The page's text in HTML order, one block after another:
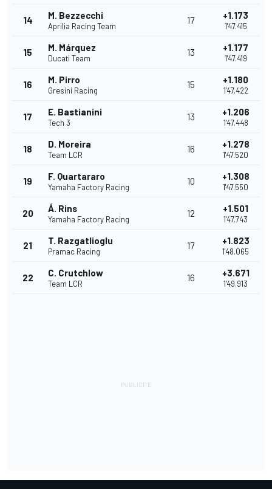
14 M. Bezzecchi
Aprilia Racing Team
17 +1.173
1'47.415
15 M. Márquez
Ducati Team
13 +1.177
1'47.419
16 M. Pirro
Gresini Racing
15 +1.180
1'47.422
17 E. Bastianini
Tech 3
13 +1.206
1'47.448
18 D. Moreira
Team LCR
16 +1.278
1'47.520
19 F. Quartararo
Yamaha Factory Racing
10 +1.308
1'47.550
20 Á. Rins
Yamaha Factory Racing
12 +1.501
1'47.743
21 T. Razgatlioglu
Pramac Racing
17 +1.823
1'48.065
22 C. Crutchlow
Team LCR
16 +3.671
1'49.913